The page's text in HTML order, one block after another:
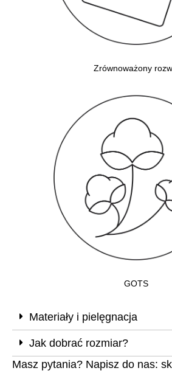
Zrównoważony
GOTS
Materiały i pielęgnacja
Jak dobrać rozmiar?
Masz pytania? Napisz do nas: